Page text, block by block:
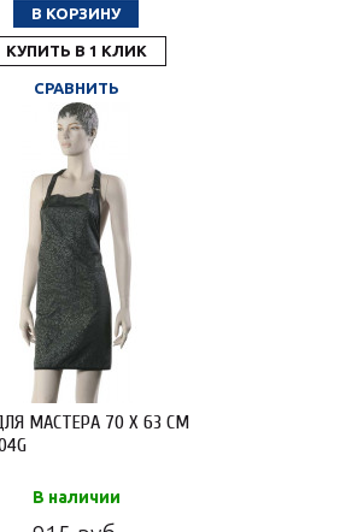
В КОРЗИНУ
КУПИТЬ В 1 КЛИК
СРАВНИТЬ
МАСТЕРА 70 X 63 СМ
В наличии